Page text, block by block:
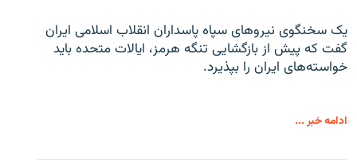
یک سخنگوی نیروهای سپاه پاسداران انقلاب اسلامی ایران
گفت که پیش از بازگشایی تنگه هرمز، ایالات متحده باید
خواسته‌های ایران را بپذیرد.
ادامه خبر ...